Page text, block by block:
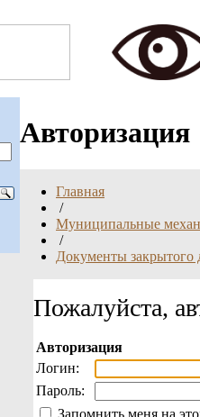
Авторизация
Главная
/
Муниципальные
/
Документы закрытого
Пожалуйста,
Авторизация
Логин:
Пароль:
Запомнить меня на